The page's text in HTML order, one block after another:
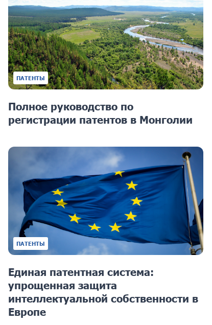
ПАТЕНТЫ
Полное руководство по
регистрации патентов в Монголии
ПАТЕНТЫ
Единая патентная система:
упрощенная защита
интеллектуальной собственности в
Европе